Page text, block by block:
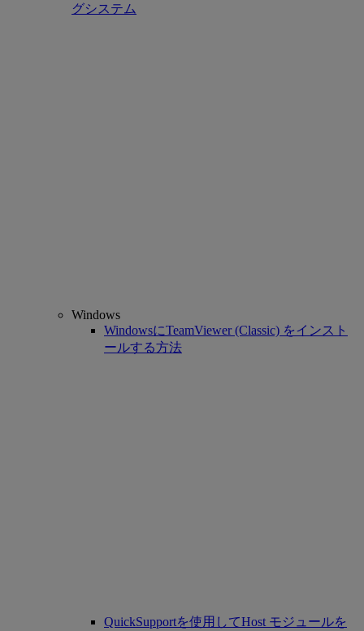
グシステム
Windows
WindowsにTeamViewer (Classic) をインスト
ールする方法
QuickSupportを使用してHost モジュールを